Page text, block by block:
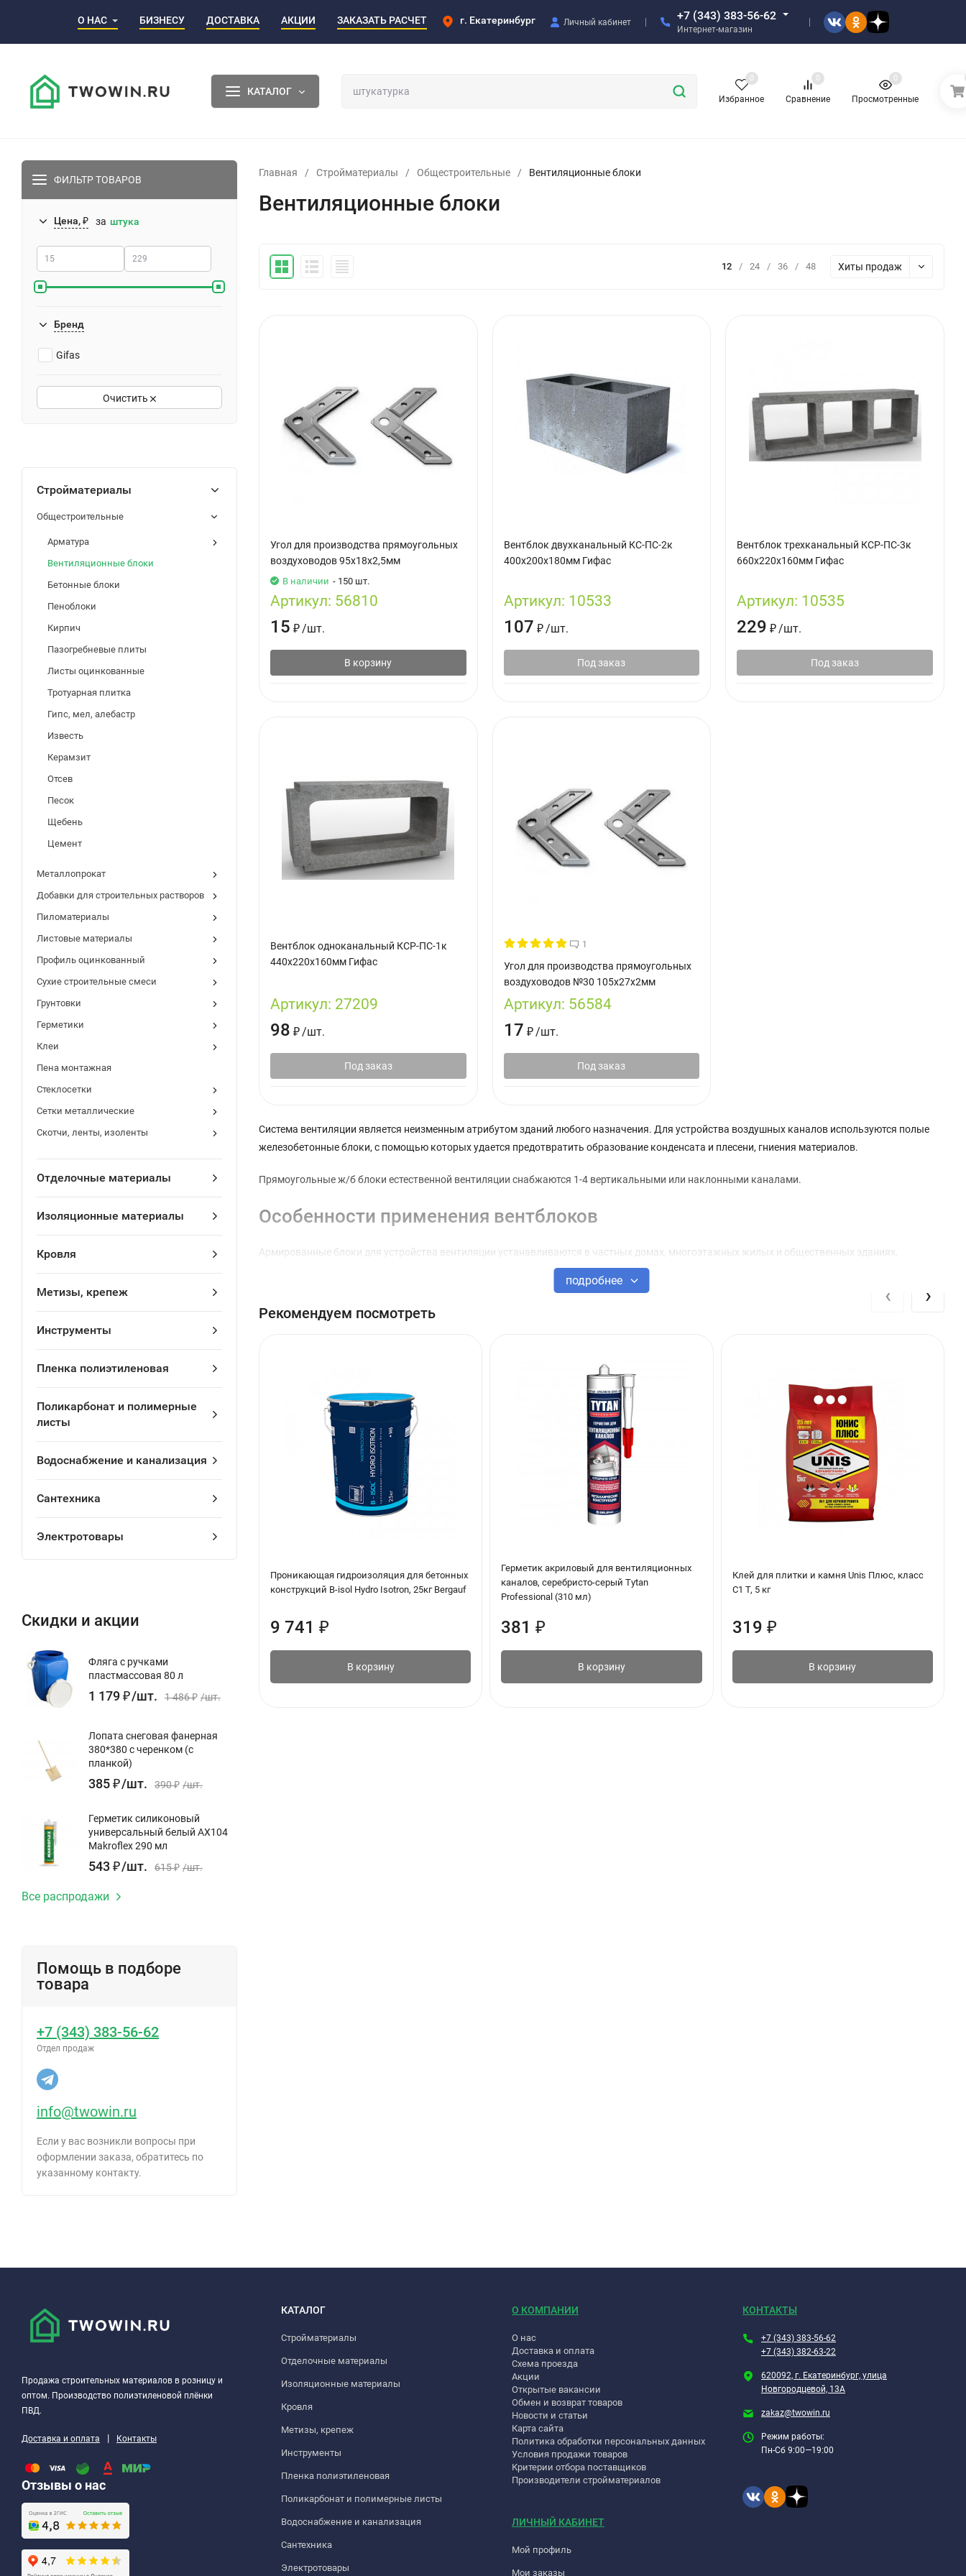
О НАС БИЗНЕСУ ДОСТАВКА АКЦИИ ЗАКАЗАТЬ РАСЧЕТ г. Екатеринбург Личный кабинет +7 (343) 383-56-62
Интернет-магазин
КАТАЛОГ
Избранное
0
Сравнение
0
Просмотренные
0
ФИЛЬТР ТОВАРОВ
Цена, ₽ за штука
Бренд
Gifas
Очистить
Стройматериалы
Общестроительные
Арматура
Вентиляционные блоки
Бетонные блоки
Пеноблоки
Кирпич
Пазогребневые плиты
Листы оцинкованные
Тротуарная плитка
Гипс, мел, алебастр
Известь
Керамзит
Отсев
Песок
Щебень
Цемент
Металлопрокат
Добавки для строительных растворов
Пиломатериалы
Листовые материалы
Профиль оцинкованный
Сухие строительные смеси
Грунтовки
Герметики
Клеи
Пена монтажная
Стеклосетки
Сетки металлические
Скотчи, ленты, изоленты
Отделочные материалы
Изоляционные материалы
Кровля
Метизы, крепеж
Инструменты
Пленка полиэтиленовая
Поликарбонат и полимерные
листы
Водоснабжение и канализация
Сантехника
Электротовары
Скидки и акции
Фляга с ручками
пластмассовая 80 л
1 179₽/шт. 1 486₽ /шт.
Лопата снеговая фанерная
380*380 с черенком (с
планкой)
385₽/шт. 390₽ /шт.
Герметик силиконовый
универсальный белый AX104
Makroflex 290 мл
543₽/шт. 615₽ /шт.
Все распродажи
Помощь в подборе
товара
+7 (343) 383-56-62
Отдел продаж
info@twowin.ru
Если у вас возникли вопросы при
оформлении заказа, обратитесь по
указанному контакту.
Главная / Стройматериалы / Общестроительные / Вентиляционные блоки
Вентиляционные блоки
12 / 24 / 36 / 48 Хиты продаж
Угол для производства прямоугольных
воздуховодов 95х18х2,5мм
В наличии - 150 шт.
Артикул: 56810
15 ₽ /шт.
В корзину
Вентблок двухканальный КС-ПС-2к
400х200х180мм Гифас
Артикул: 10533
107 ₽ /шт.
Под заказ
Вентблок трехканальный КСР-ПС-3к
660х220х160мм Гифас
Артикул: 10535
229 ₽ /шт.
Под заказ
Вентблок одноканальный КСР-ПС-1к
440х220х160мм Гифас
Артикул: 27209
98 ₽/шт.
Под заказ
1
Угол для производства прямоугольных
воздуховодов №30 105х27х2мм
Артикул: 56584
17 ₽/шт.
Под заказ
Система вентиляции является неизменным атрибутом зданий любого назначения. Для устройства воздушных каналов используются полые
железобетонные блоки, с помощью которых удается предотвратить образование конденсата и плесени, гниения материалов.
Прямоугольные ж/б блоки естественной вентиляции снабжаются 1-4 вертикальными или наклонными каналами.
Особенности применения вентблоков
Армированные блоки для устройства вентиляции устанавливаются в частных домах, многоэтажных жилых и общественных зданиях,
Блоки изготавливаются из тяжелых бетонов морозостойкостью F75-100, прочностью В20. Все плоскости изделий предварительно армируются
сеткой AIII для предотвращения деформации, повышения устойчивости к климатическому перепаду температур и механическому
подробнее
Рекомендуем посмотреть
Проникающая гидроизоляция для бетонных
конструкций B-isol Hydro Isotron, 25кг Bergauf
9 741 ₽
В корзину
Герметик акриловый для вентиляционных
каналов, серебристо-серый Tytan
Professional (310 мл)
381₽
В корзину
Клей для плитки и камня Unis Плюс, класс
С1 Т, 5 кг
319 ₽
В корзину
‹ ›
Продажа строительных материалов в розницу и
оптом. Производство полиэтиленовой плёнки
ПВД.
Доставка и оплата | Контакты
Отзывы о нас
КАТАЛОГ
Стройматериалы
Отделочные материалы
Изоляционные материалы
Кровля
Метизы, крепеж
Инструменты
Пленка полиэтиленовая
Поликарбонат и полимерные листы
Водоснабжение и канализация
Сантехника
Электротовары
О КОМПАНИИ
О нас
Доставка и оплата
Схема проезда
Акции
Открытые вакансии
Обмен и возврат товаров
Новости и статьи
Карта сайта
Политика обработки персональных данных
Условия продажи товаров
Критерии отбора поставщиков
Производители стройматериалов
ЛИЧНЫЙ КАБИНЕТ
Мой профиль
Мои заказы
КОНТАКТЫ
+7 (343) 383-56-62
+7 (343) 382-63-22
620092, г. Екатеринбург, улица
Новгородцевой, 13А
zakaz@twowin.ru
Режим работы:
Пн-Сб 9:00—19:00